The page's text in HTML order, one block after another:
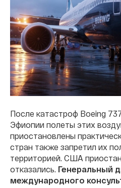
После катастроф Boeing
Эфиопии полеты этих
приостановлены
стран также запретил их
территорией. США
отказались. Генеральный
международного